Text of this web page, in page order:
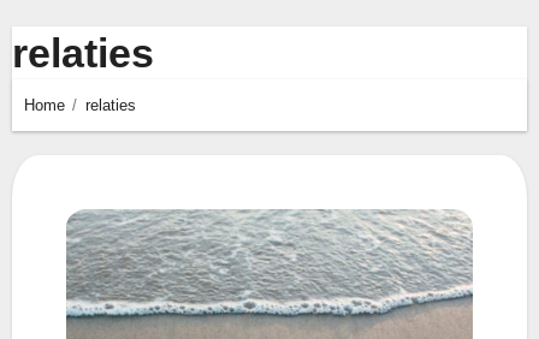
relaties
Home relaties